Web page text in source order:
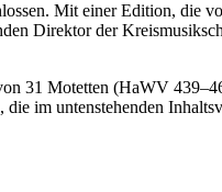
Mit einer Edition, die
Direktor der
31 Motetten (HaWV
im untenstehenden